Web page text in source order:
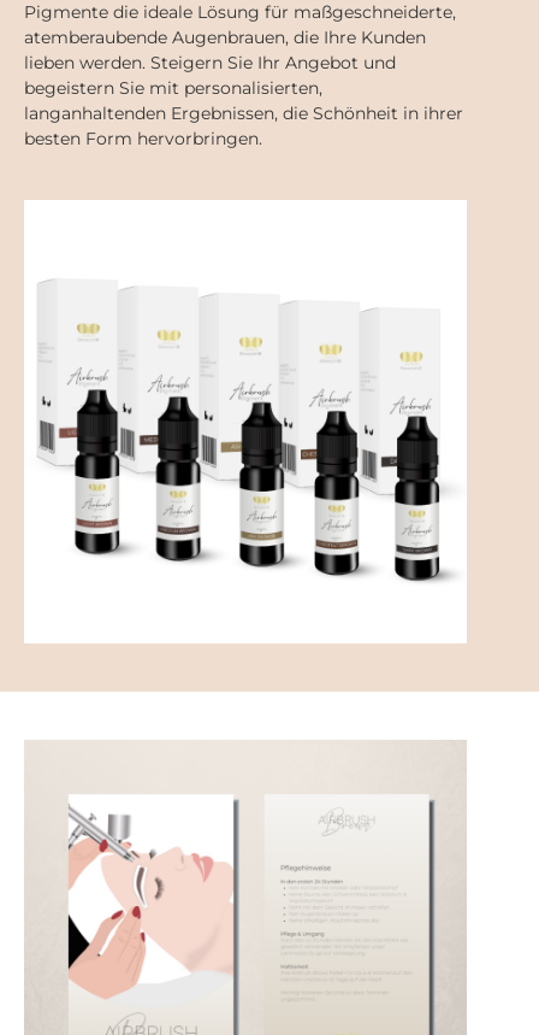
Pigmente die ideale Lösung für maßgeschneiderte,
atemberaubende Augenbrauen, die Ihre Kunden
lieben werden. Steigern Sie Ihr Angebot und
begeistern Sie mit personalisierten,
langanhaltenden Ergebnissen, die Schönheit in ihrer
besten Form hervorbringen.